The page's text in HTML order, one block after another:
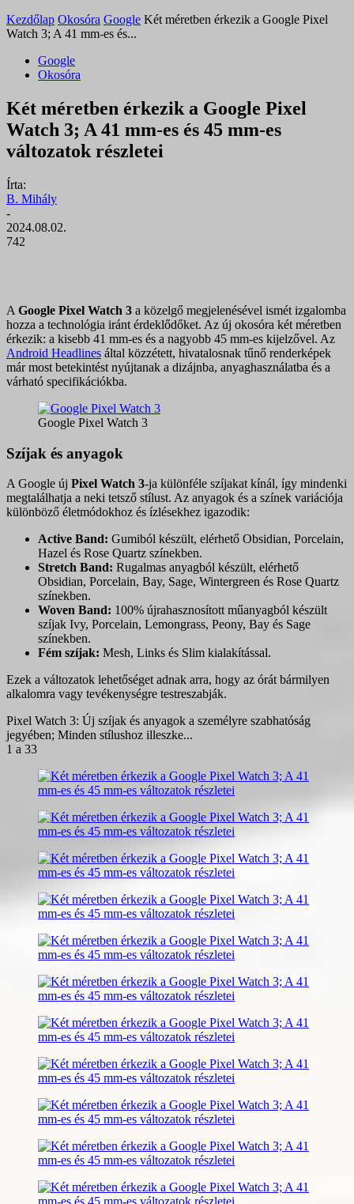
Kezdőlap Okosóra Google Két méretben érkezik a Google Pixel
Watch 3; A 41 mm-es és...
Google
Okosóra
Két méretben érkezik a Google Pixel
Watch 3; A 41 mm-es és 45 mm-es
változatok részletei
Írta:
B. Mihály
-
2024.08.02.
742
A Google Pixel Watch 3 a közelgő megjelenésével ismét izgalomba
hozza a technológia iránt érdeklődőket. Az új okosóra két méretben
érkezik: a kisebb 41 mm-es és a nagyobb 45 mm-es kijelzővel. Az
Android Headlines által közzétett, hivatalosnak tűnő renderképek
már most betekintést nyújtanak a dizájnba, anyaghasználatba és a
várható specifikációkba.
Google Pixel Watch 3
Szíjak és anyagok
A Google új Pixel Watch 3-ja különféle szíjakat kínál, így mindenki
megtalálhatja a neki tetsző stílust. Az anyagok és a színek variációja
különböző életmódokhoz és ízlésekhez igazodik:
Active Band: Gumiból készült, elérhető Obsidian, Porcelain,
Hazel és Rose Quartz színekben.
Stretch Band: Rugalmas anyagból készült, elérhető
Obsidian, Porcelain, Bay, Sage, Wintergreen és Rose Quartz
színekben.
Woven Band: 100% újrahasznosított műanyagból készült
szíjak Ivy, Porcelain, Lemongrass, Peony, Bay és Sage
színekben.
Fém szíjak: Mesh, Links és Slim kialakítással.
Ezek a változatok lehetőséget adnak arra, hogy az órát bármilyen
alkalomra vagy tevékenységre testreszabják.
Pixel Watch 3: Új szíjak és anyagok a személyre szabhatóság
jegyében; Minden stílushoz illeszke...
1 a 33